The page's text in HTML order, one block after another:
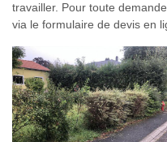
travailler. Pour toute
via le formulaire de devis en